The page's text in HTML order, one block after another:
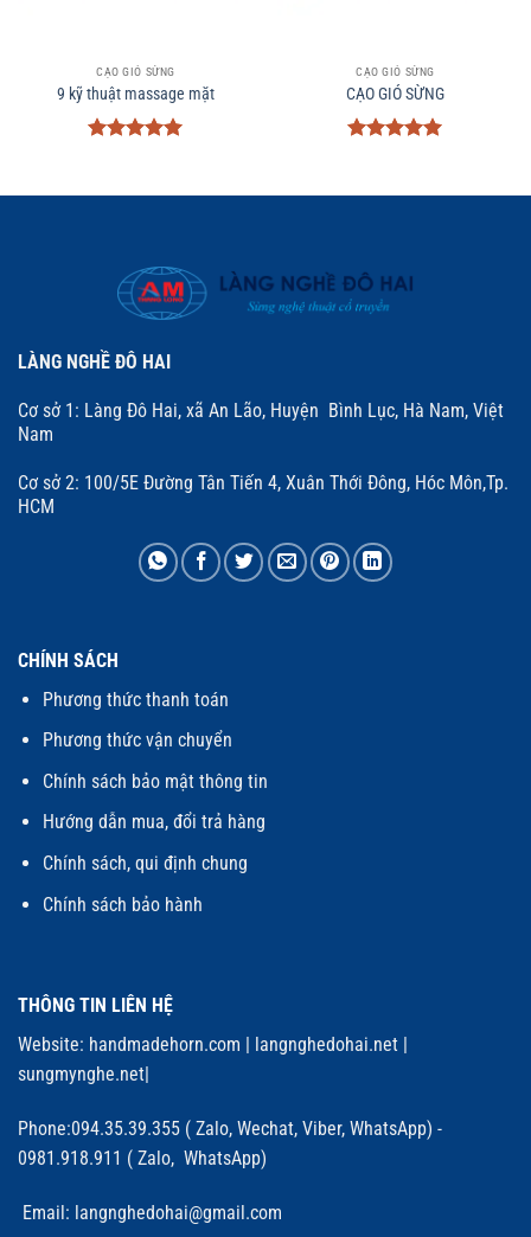
CẠO GIÓ SỪNG
9 kỹ thuật massage mặt
sao
CẠO GIÓ SỪNG
CẠO GIÓ SỪNG
sao
LÀNG NGHỀ ĐÔ HAI
Cơ sở 1: Làng Đô Hai, xã An Lão, Huyện Bình Lục, Hà Nam, Việt
Nam
Cơ sở 2: 100/5E Đường Tân Tiến 4, Xuân Thới Đông, Hóc Môn,Tp.
HCM
CHÍNH SÁCH
Phương thức thanh toán
Phương thức vận chuyển
Chính sách bảo mật thông tin
Hướng dẫn mua, đổi trả hàng
Chính sách, qui định chung
Chính sách bảo hành
THÔNG TIN LIÊN HỆ
Website: handmadehorn.com langnghedohai.net
sungmynghe.net
Phone:094.35.39.355 ( Zalo, Wechat, Viber, WhatsApp) -
0981.918.911 ( Zalo, WhatsApp)
Email: langnghedohai@gmail.com